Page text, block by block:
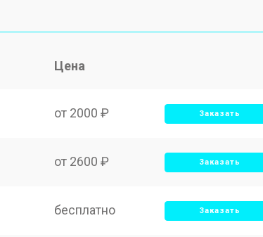
Цена
от 2000 ₽ Заказать
от 2600 ₽ Заказать
бесплатно Заказать